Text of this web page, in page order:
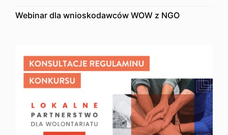
Webinar dla wnioskodawców WOW z NGO